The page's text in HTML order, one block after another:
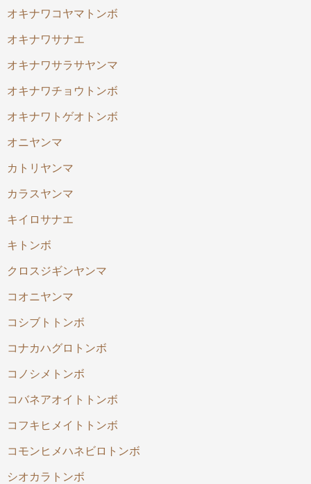
オキナワコヤマトンボ
オキナワサナエ
オキナワサラサヤンマ
オキナワチョウトンボ
オキナワトゲオトンボ
オニヤンマ
カトリヤンマ
カラスヤンマ
キイロサナエ
キトンボ
クロスジギンヤンマ
コオニヤンマ
コシブトトンボ
コナカハグロトンボ
コノシメトンボ
コバネアオイトトンボ
コフキヒメイトトンボ
コモンヒメハネビロトンボ
シオカラトンボ